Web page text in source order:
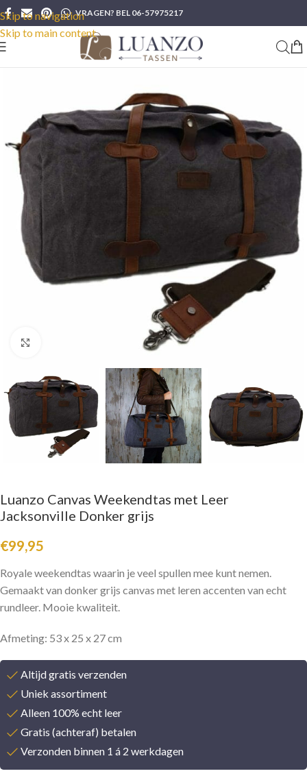
Skip to navigation
Skip to main content
VRAGEN? BEL 06-57975217
Luanzo Canvas Weekendtas met Leer
Jacksonville Donker grijs
€99,95
Royale weekendtas waarin je veel spullen mee kunt nemen.
Gemaakt van donker grijs canvas met leren accenten van echt
rundleer. Mooie kwaliteit.
Afmeting: 53 x 25 x 27 cm
Altijd gratis verzenden
Uniek assortiment
Alleen 100% echt leer
Gratis (achteraf) betalen
Verzonden binnen 1 á 2 werkdagen